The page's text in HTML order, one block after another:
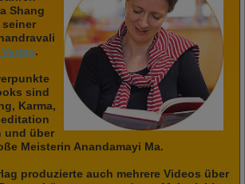
Shang
seiner
.
sind
Karma,
und über
Meisterin Anandamayi Ma.
produzierte auch mehrere Videos über